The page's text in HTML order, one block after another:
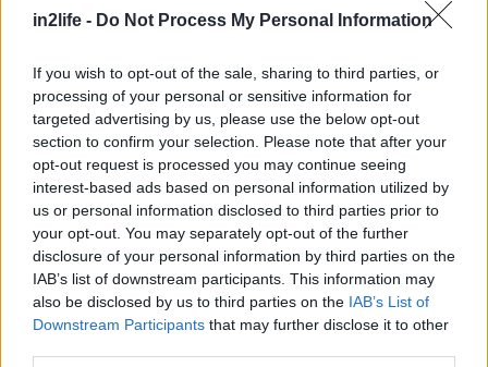
in2life - Do Not Process My Personal Information
If you wish to opt-out of the sale, sharing to third parties, or
processing of your personal or sensitive information for
targeted advertising by us, please use the below opt-out
section to confirm your selection. Please note that after your
opt-out request is processed you may continue seeing
interest-based ads based on personal information utilized by
us or personal information disclosed to third parties prior to
your opt-out. You may separately opt-out of the further
disclosure of your personal information by third parties on the
IAB’s list of downstream participants. This information may
also be disclosed by us to third parties on the IAB’s List of
Downstream Participants that may further disclose it to other
Proving Ground διαδραμάτισε και το σύστημα
100 χλμ./ώρα σε μόλις 33 μ. Πρόκειται για
σύστημα που ενεργοποιείται Brake-By-Wire και
όχι μηχανικά, με αισθητήρες που ελέγχουν με
ακρίβεια όχι μόνο την πίεση που αναπτύσσεται
στο κύκλωμα με τις μονομπλόκ αλουμινένιες
6πίστονες εμπρός δαγκάνες και τις πίσω
4πίστονες, αλλά και τον έλεγχο της ευστάθειας
συνολικά. Όσο για την αντοχή στη σκληρή χρήση,
οι κεραμικοί δίσκοι εγγυώνται την
απροβλημάτιστη διαχείριση των υψηλών